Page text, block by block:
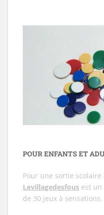
POUR ENFANTS ET
Pour une sortie
Levillagedesfous est un
de 30 jeux à sensations.